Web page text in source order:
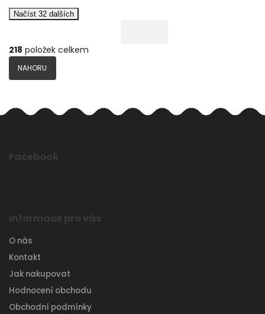
Načíst 32 dalších
218 položek celkem
NAHORU
Facebook
Informace pro vás
O nás
Kontakt
Jak nakupovat
Hodnocení obchodu
Obchodní podmínky